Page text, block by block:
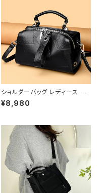
ショルダーバッグ レディース エ
ナメルバッグ ミニバッグ ワンショ
ルダー 斜めがけバッグ 2WAY
レッド ワンサイズ K-B0287
¥8,980